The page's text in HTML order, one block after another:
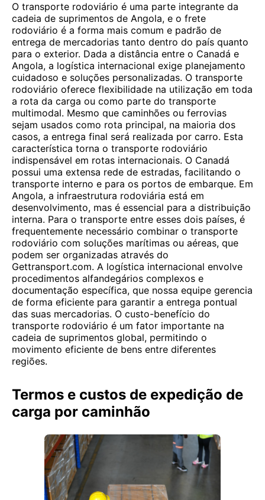
O transporte rodoviário é uma parte integrante da
cadeia de suprimentos de Angola, e o frete
rodoviário é a forma mais comum e padrão de
entrega de mercadorias tanto dentro do país quanto
para o exterior. Dada a distância entre o Canadá e
Angola, a logística internacional exige planejamento
cuidadoso e soluções personalizadas. O transporte
rodoviário oferece flexibilidade na utilização em toda
a rota da carga ou como parte do transporte
multimodal. Mesmo que caminhões ou ferrovias
sejam usados ​​como rota principal, na maioria dos
casos, a entrega final será realizada por carro. Esta
característica torna o transporte rodoviário
indispensável em rotas internacionais. O Canadá
possui uma extensa rede de estradas, facilitando o
transporte interno e para os portos de embarque. Em
Angola, a infraestrutura rodoviária está em
desenvolvimento, mas é essencial para a distribuição
interna. Para o transporte entre esses dois países, é
frequentemente necessário combinar o transporte
rodoviário com soluções marítimas ou aéreas, que
podem ser organizadas através do
Gettransport.com. A logística internacional envolve
procedimentos alfandegários complexos e
documentação específica, que nossa equipe gerencia
de forma eficiente para garantir a entrega pontual
das suas mercadorias. O custo-benefício do
transporte rodoviário é um fator importante na
cadeia de suprimentos global, permitindo o
movimento eficiente de bens entre diferentes
regiões.
Termos e custos de expedição de
carga por caminhão